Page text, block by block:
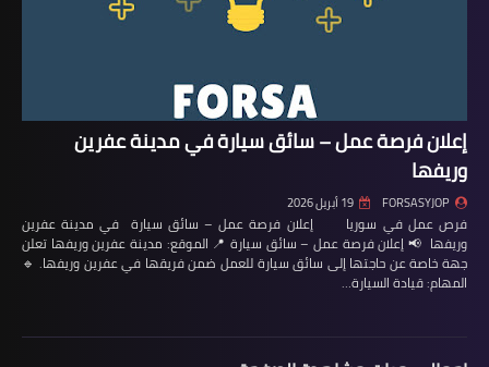
إعلان فرصة عمل – سائق سيارة في مدينة عفرين
وريفها
FORSASYJOP 19 أبريل 2026
فرص عمل في سوريا إعلان فرصة عمل – سائق سيارة في مدينة عفرين
وريفها 📢 إعلان فرصة عمل – سائق سيارة 📍 الموقع: مدينة عفرين وريفها تعلن
جهة خاصة عن حاجتها إلى سائق سيارة للعمل ضمن فريقها في عفرين وريفها. 🔹
المهام: قيادة السيارة…